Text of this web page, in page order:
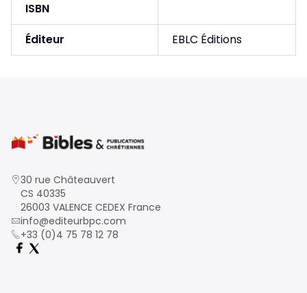
ISBN
Éditeur
EBLC Éditions
30 rue Châteauvert
CS 40335
26003 VALENCE CEDEX France
info@editeurbpc.com
+33 (0)4 75 78 12 78